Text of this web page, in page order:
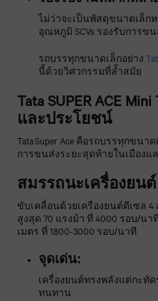
ไม่ว่าจะเป็นพัสดุขนาดเล็ก
อุณหภูมิ SCVs รองรับการข
รถบรรทุกขนาดเล็กอย่าง
นี้ด้วยวิศวกรรมที่ล้ำสมัย
Tata SUPER ACE
และประโยชน์
Tata Super Ace คือรถบรรทุกขน
การขนส่งระยะสุดท้ายในเมืองแ
สมรรถนะเครื่องยนต์
ขับเคลื่อนด้วยเครื่องยนต์ดีเซล 4
สูงสุด 70 แรงม้า ที่ 4000 รอบ/น
เมตร ที่ 1800-3000 รอบ/นาที
จุดเด่น:
เครื่องยนต์ทรงพลังแต่กะทั
ทนทาน